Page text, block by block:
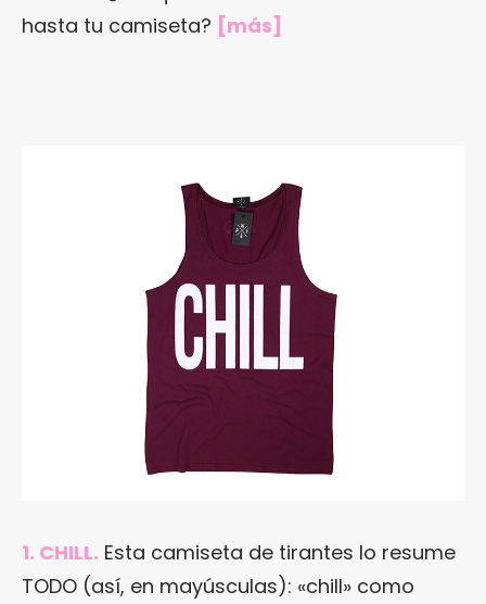
hasta tu camiseta? [más]
1. CHILL. Esta camiseta de tirantes lo resume
TODO (así, en mayúsculas): «chill» como